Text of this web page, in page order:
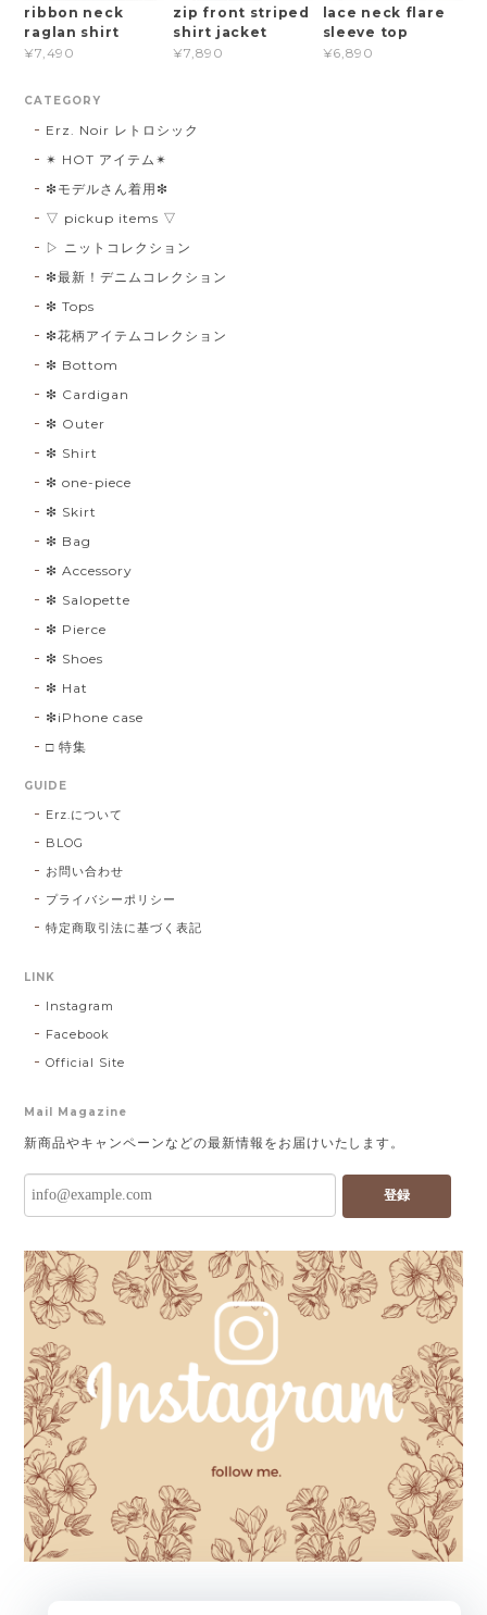
ribbon neck
raglan shirt
¥7,490
zip front striped
shirt jacket
¥7,890
lace neck flare
sleeve top
¥6,890
CATEGORY
Erz. Noir レトロシック
✴︎ HOT アイテム✴︎
❇︎モデルさん着用❇︎
▽ pickup items ▽
▷ ニットコレクション
❇︎最新！デニムコレクション
❇︎ Tops
❇︎花柄アイテムコレクション
❇︎ Bottom
❇︎ Cardigan
❇︎ Outer
❇︎ Shirt
❇︎ one-piece
❇︎ Skirt
❇︎ Bag
❇︎ Accessory
❇︎ Salopette
❇︎ Pierce
❇︎ Shoes
❇︎ Hat
❇︎iPhone case
□ 特集
GUIDE
Erz.について
BLOG
お問い合わせ
プライバシーポリシー
特定商取引法に基づく表記
LINK
Instagram
Facebook
Official Site
Mail Magazine
新商品やキャンペーンなどの最新情報をお届けいたします。
登録